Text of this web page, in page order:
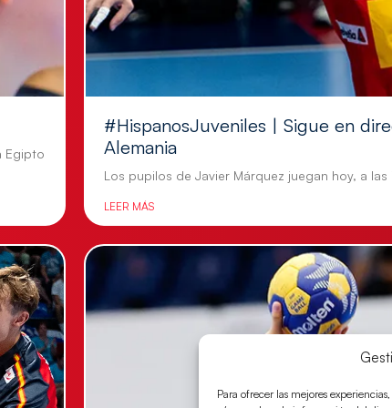
Para ofrecer las mejores
Egipto
#HispanosJuveniles | Sigue en
Alemania
Los pupilos de Javier Márquez juegan hoy, a las
LEER MÁS